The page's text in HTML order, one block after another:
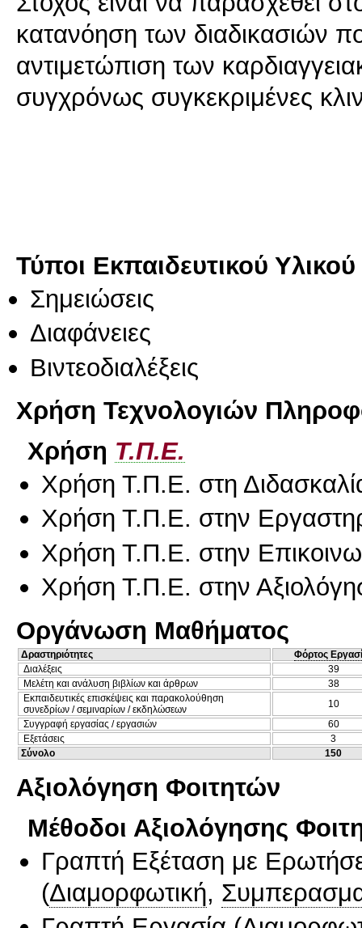
κατανόηση των διαδικασιών
αντιμετώπιση των
συγχρόνως συγκεκριμένες
Τύποι Εκπαιδευτικού Υλικού
Σημειώσεις
Διαφάνειες
Βιντεοδιαλέξεις
Χρήση Τεχνολογιών
Χρήση Τ.Π.Ε.
Χρήση Τ.Π.Ε. στη
Χρήση Τ.Π.Ε. στην
Χρήση Τ.Π.Ε. στην
Χρήση Τ.Π.Ε. στην
Οργάνωση Μαθήματος
Δραστηριότητες
Φόρτος
Διαλέξεις
39
Μελέτη και ανάλυση βιβλίων και άρθρων
38
Εκπαιδευτικές επισκέψεις και παρακολούθηση
συνεδρίων / σεμιναρίων / εκδηλώσεων
10
Συγγραφή εργασίας / εργασιών
60
Εξετάσεις
3
Σύνολο
150
Αξιολόγηση Φοιτητών
Μέθοδοι Αξιολόγησης
Γραπτή Εξέταση με
(Διαμορφωτική,